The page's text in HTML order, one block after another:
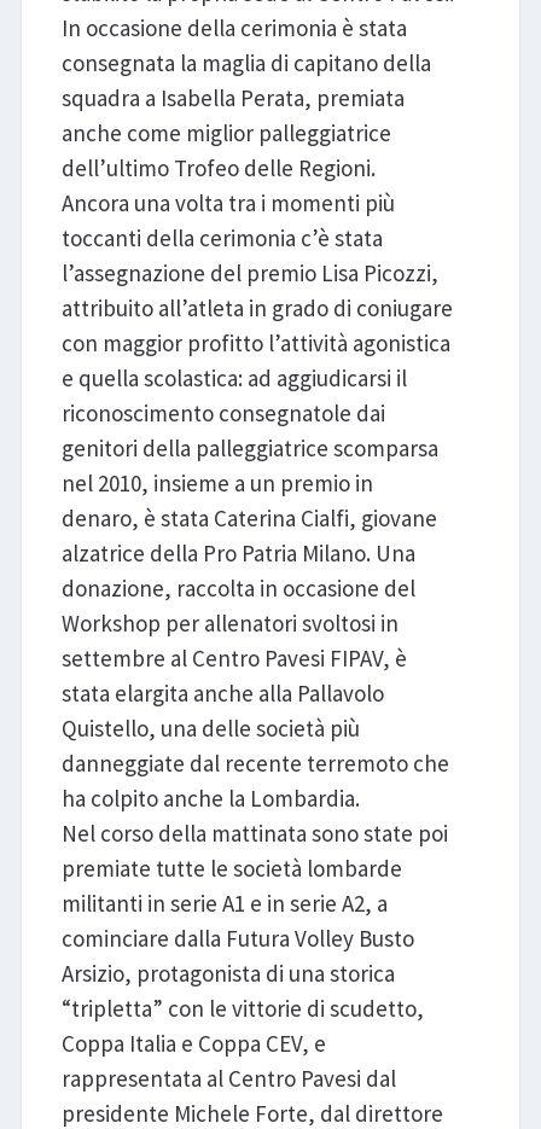
In occasione della cerimonia è stata
consegnata la maglia di capitano della
squadra a Isabella Perata, premiata
anche come miglior palleggiatrice
dell’ultimo Trofeo delle Regioni.
Ancora una volta tra i momenti più
toccanti della cerimonia c’è stata
l’assegnazione del premio Lisa Picozzi,
attribuito all’atleta in grado di coniugare
con maggior profitto l’attività agonistica
e quella scolastica: ad aggiudicarsi il
riconoscimento consegnatole dai
genitori della palleggiatrice scomparsa
nel 2010, insieme a un premio in
denaro, è stata Caterina Cialfi, giovane
alzatrice della Pro Patria Milano. Una
donazione, raccolta in occasione del
Workshop per allenatori svoltosi in
settembre al Centro Pavesi FIPAV, è
stata elargita anche alla Pallavolo
Quistello, una delle società più
danneggiate dal recente terremoto che
ha colpito anche la Lombardia.
Nel corso della mattinata sono state poi
premiate tutte le società lombarde
militanti in serie A1 e in serie A2, a
cominciare dalla Futura Volley Busto
Arsizio, protagonista di una storica
“tripletta” con le vittorie di scudetto,
Coppa Italia e Coppa CEV, e
rappresentata al Centro Pavesi dal
presidente Michele Forte, dal direttore